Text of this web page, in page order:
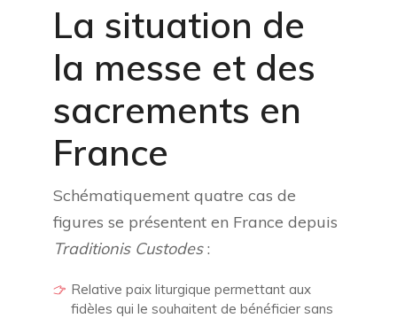
La situation de
la messe et des
sacrements en
France
Schématiquement quatre cas de
figures se présentent en France depuis
Traditionis Custodes:
Relative paix liturgique permettant aux
fidèles qui le souhaitent de bénéficier sans